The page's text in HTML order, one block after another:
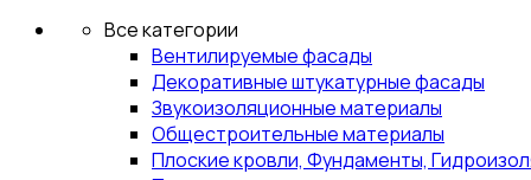
Все категории
Вентилируемые фасады
Декоративные штукатурные фасады
Звукоизоляционные материалы
Общестроительные материалы
Плоские кровли, Фундаменты,